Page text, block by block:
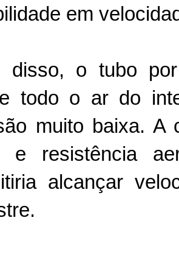
em
disso, o tubo
todo o ar do
muito baixa. A
e resistência
alcançar